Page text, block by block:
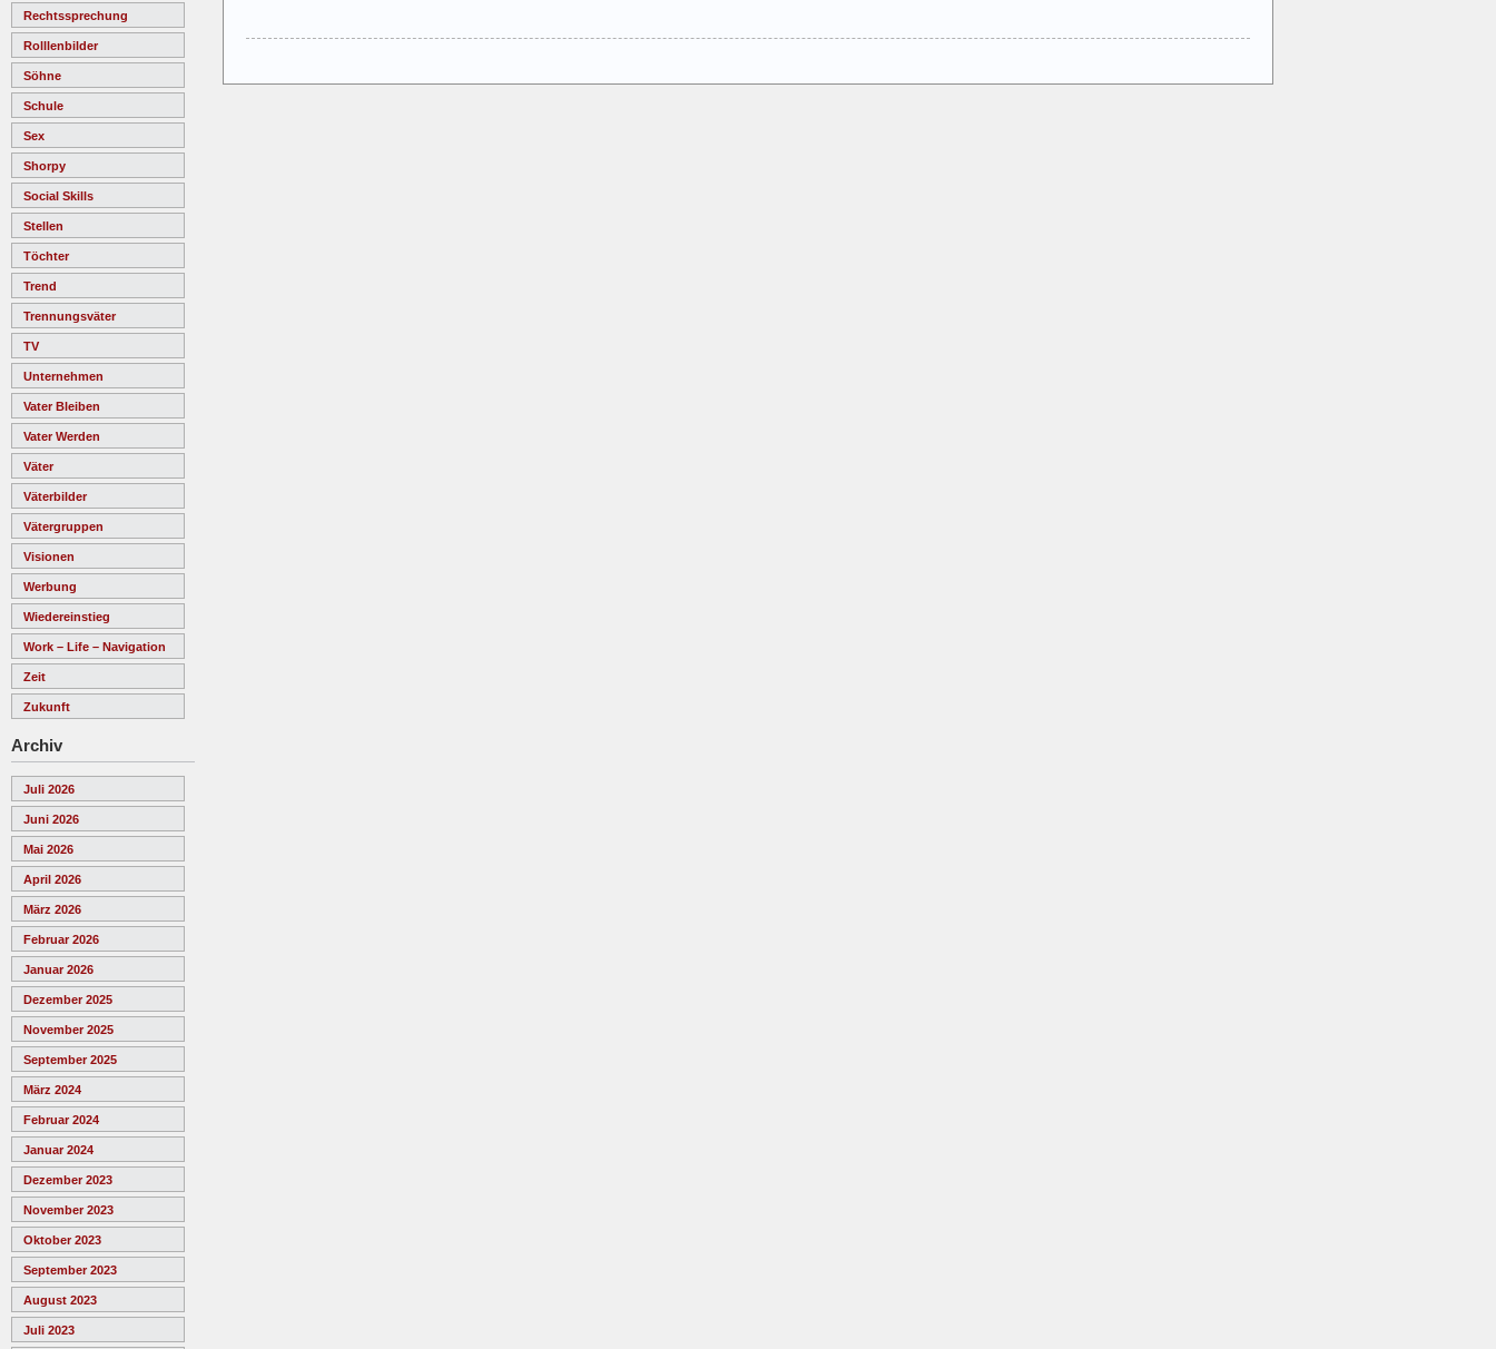
Rechtssprechung
Rolllenbilder
Söhne
Schule
Sex
Shorpy
Social Skills
Stellen
Töchter
Trend
Trennungsväter
TV
Unternehmen
Vater Bleiben
Vater Werden
Väter
Väterbilder
Vätergruppen
Visionen
Werbung
Wiedereinstieg
Work – Life – Navigation
Zeit
Zukunft
Archiv
Juli 2026
Juni 2026
Mai 2026
April 2026
März 2026
Februar 2026
Januar 2026
Dezember 2025
November 2025
September 2025
März 2024
Februar 2024
Januar 2024
Dezember 2023
November 2023
Oktober 2023
September 2023
August 2023
Juli 2023